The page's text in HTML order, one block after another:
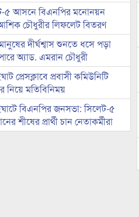
৫ আসনে বিএনপির মনোনয়ন
আশিক চৌধুরীর লিফলেট বিতরণ
দীর্ঘশ্বাস শুনতে ধসে পড়া
অ্যাড. এমরান চৌধুরী
প্রেসক্লাবে প্রবাসী কমিউনিটি
নিয়ে মতিবিনিময়
বিএনপির জনসভা: সিলেট-৫
শীষের প্রার্থী চান নেতাকর্মীরা